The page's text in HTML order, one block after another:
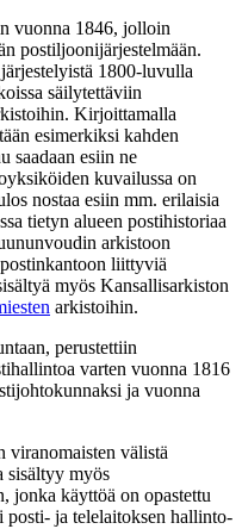
vuonna 1846, jolloin
postiljoonijärjestelmään.
1800-luvulla
säilytettäviin
Kirjoittamalla
esimerkiksi kahden
saadaan esiin ne
kuvailussa on
nostaa esiin mm. erilaisia
tietyn alueen postihistoriaa
arkistoon
liittyviä
myös Kansallisarkiston
arkistoihin.
perustettiin
varten vuonna 1816
ja vuonna
viranomaisten välistä
sisältyy myös
jonka käyttöä on opastettu
posti- ja telelaitoksen hallinto-